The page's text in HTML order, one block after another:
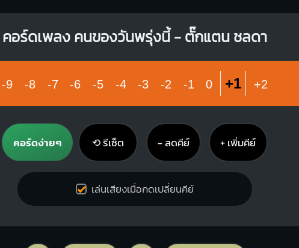
คอร์ดเพลง คนของวันพรุ่งนี้ - ตั๊กแตน ชลดา
-9 -8 -7 -6 -5 -4 -3 -2 -1 0 +1 +2
คอร์ดง่ายๆ ⟲ รีเซ็ต − ลดคีย์ + เพิ่มคีย์
เล่นเสียงเมื่อกดเปลี่ยนคีย์